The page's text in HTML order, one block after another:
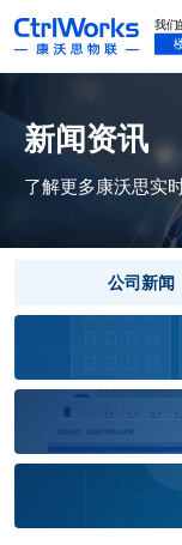
新闻资讯
了解更多康沃思实
公司新闻